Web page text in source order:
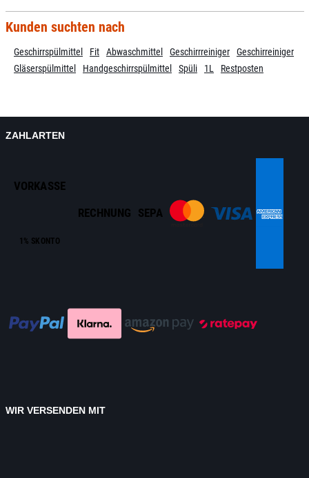
Kunden suchten nach
Geschirrspülmittel Fit Abwaschmittel Geschirrreiniger
Geschirreiniger
Gläserspülmittel
Handgeschirrspülmittel Spüli 1L Restposten
ZAHLARTEN
VORKASSE
1% SKONTO
RECHNUNG SEPA
WIR VERSENDEN MIT